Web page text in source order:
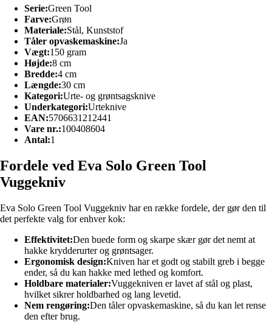
Serie:Green Tool
Farve:Grøn
Materiale:Stål, Kunststof
Tåler opvaskemaskine:Ja
Vægt:150 gram
Højde:8 cm
Bredde:4 cm
Længde:30 cm
Kategori:Urte- og grøntsagsknive
Underkategori:Urteknive
EAN:5706631212441
Vare nr.:100408604
Antal:1
Fordele ved Eva Solo Green Tool
Vuggekniv
Eva Solo Green Tool Vuggekniv har en række fordele, der gør den til
det perfekte valg for enhver kok:
Effektivitet:Den buede form og skarpe skær gør det nemt at
hakke krydderurter og grøntsager.
Ergonomisk design:Kniven har et godt og stabilt greb i begge
ender, så du kan hakke med lethed og komfort.
Holdbare materialer:Vuggekniven er lavet af stål og plast,
hvilket sikrer holdbarhed og lang levetid.
Nem rengøring:Den tåler opvaskemaskine, så du kan let rense
den efter brug.